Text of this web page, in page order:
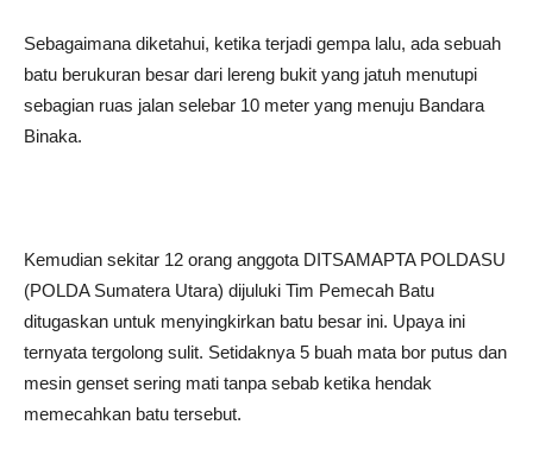
Sebagaimana diketahui, ketika terjadi gempa lalu, ada sebuah
batu berukuran besar dari lereng bukit yang jatuh menutupi
sebagian ruas jalan selebar 10 meter yang menuju Bandara
Binaka.
Kemudian sekitar 12 orang anggota DITSAMAPTA POLDASU
(POLDA Sumatera Utara) dijuluki Tim Pemecah Batu
ditugaskan untuk menyingkirkan batu besar ini. Upaya ini
ternyata tergolong sulit. Setidaknya 5 buah mata bor putus dan
mesin genset sering mati tanpa sebab ketika hendak
memecahkan batu tersebut.